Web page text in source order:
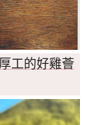
工的好雞薈